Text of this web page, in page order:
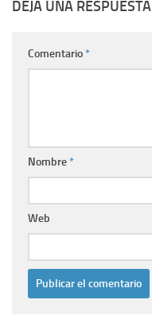
DEJA UNA RESPUESTA
Comentario*
Nombre*
Web